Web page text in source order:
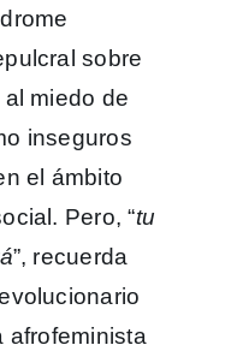
sobre
miedo de
inseguros
el ámbito
Pero, “tu
”, recuerda
afrofeminista